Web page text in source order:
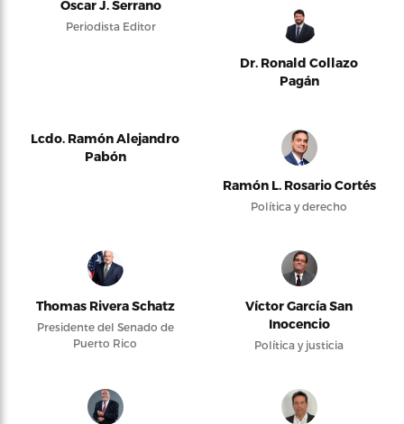
Oscar J. Serrano
Periodista Editor
Dr. Ronald Collazo
Pagán
Lcdo. Ramón Alejandro
Pabón
Ramón L. Rosario Cortés
Política y derecho
Thomas Rivera Schatz
Presidente del Senado de
Puerto Rico
Víctor García San
Inocencio
Política y justicia